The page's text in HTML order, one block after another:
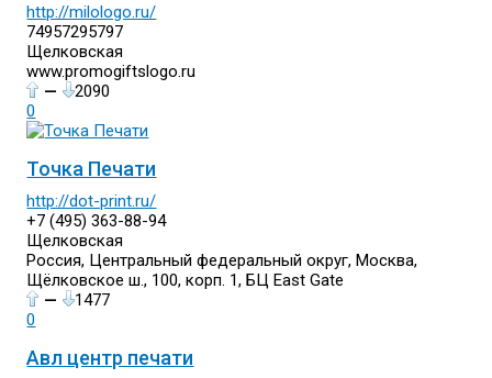
http://milologo.ru/
74957295797
Щелковская
www.promogiftslogo.ru
—
2090
0
Точка Печати
http://dot-print.ru/
+7 (495) 363-88-94
Щелковская
Россия, Центральный федеральный округ, Москва,
Щёлковское ш., 100, корп. 1, БЦ East Gate
—
1477
0
Авл центр печати